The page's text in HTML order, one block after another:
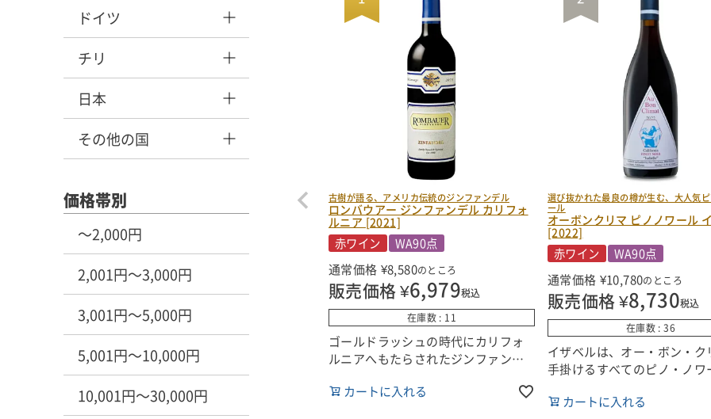
ドイツ
チリ
日本
その他の国
価格帯別
～2,000円
2,001円～3,000円
3,001円～5,000円
5,001円～10,000円
10,001円～30,000円
古樹が語る、アメリカ伝統のジンファンデル
ロンバウアー ジンファンデル カリフォ
ルニア [2021]
赤ワイン
WA90点
通常価格 ¥8,580のところ
販売価格¥6,979税込
在庫数
11
ゴールドラッシュの時代にカリフォ
ルニアへもたらされたジンファンデ
統的ブドウ品種”と見なされていま
カートに入れる
選び抜かれた最良の樽が生む、大人気
ール
オーボンクリマ ピノノワール
[2022]
赤ワイン
WA90点
通常価格 ¥10,780のところ
販売価格¥8,730税込
在庫数
36
イザベルは、オー・ボン・ク
手掛けるすべてのピノ・ノワ
「ベスト・バレル」を厳選し
カートに入れる